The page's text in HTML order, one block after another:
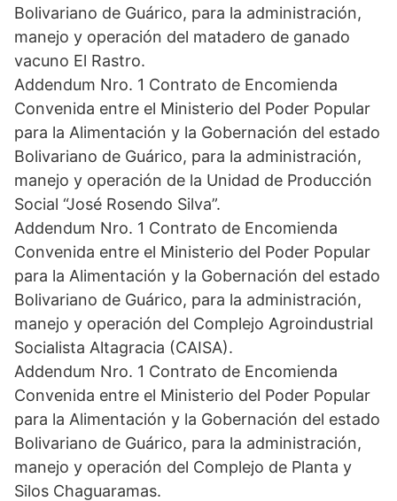
Bolivariano de Guárico, para la administración,
manejo y operación del matadero de ganado
vacuno El Rastro.
Addendum Nro. 1 Contrato de Encomienda
Convenida entre el Ministerio del Poder Popular
para la Alimentación y la Gobernación del estado
Bolivariano de Guárico, para la administración,
manejo y operación de la Unidad de Producción
Social “José Rosendo Silva”.
Addendum Nro. 1 Contrato de Encomienda
Convenida entre el Ministerio del Poder Popular
para la Alimentación y la Gobernación del estado
Bolivariano de Guárico, para la administración,
manejo y operación del Complejo Agroindustrial
Socialista Altagracia (CAISA).
Addendum Nro. 1 Contrato de Encomienda
Convenida entre el Ministerio del Poder Popular
para la Alimentación y la Gobernación del estado
Bolivariano de Guárico, para la administración,
manejo y operación del Complejo de Planta y
Silos Chaguaramas.